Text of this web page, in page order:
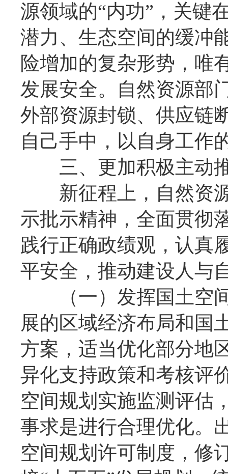
源领域的“内功”，关键
潜力、生态空间的缓冲
险增加的复杂形势，唯
发展安全。自然资源部
外部资源封锁、供应链
自己手中，以自身工作
三、更加积极主动推
新征程上，自然资源
示批示精神，全面贯彻
践行正确政绩观，认真
平安全，推动建设人与
（一）发挥国土空间
展的区域经济布局和国
方案，适当优化部分地
异化支持政策和考核评
空间规划实施监测评估
事求是进行合理优化。
空间规划许可制度，修